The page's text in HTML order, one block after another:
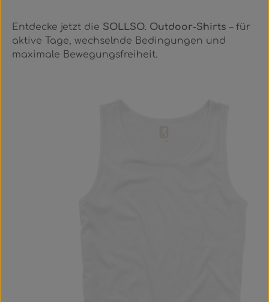
Entdecke jetzt die SOLLSO. Outdoor-Shirts – für
aktive Tage, wechselnde Bedingungen und
maximale Bewegungsfreiheit.